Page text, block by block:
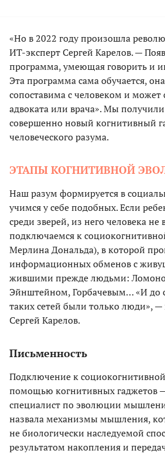
«Но в 2022 году произошла
ИТ-эксперт Сергей Карелов. —
программа, умеющая говорить и
Эта программа сама обучается,
сопоставима с человеком и может
адвоката или врача». Мы
совершенно новый когнитивный
человеческого разума.
ЭТАПЫ КОГНИТИВНОЙ
Наш разум формируется в
учимся у себе подобных. Если
среди зверей, из него человека
подключаемся к
Мерлина Дональда), в которой
информационных обменов с
жившими прежде людьми:
Эйнштейном, Горбачевым… «И до
таких сетей были только люди», —
Сергей Карелов.
Письменность
Подключение к
помощью когнитивных гаджетов
специалист по эволюции
назвала механизмы мышления,
не биологически наследуемой
результатом накопления и